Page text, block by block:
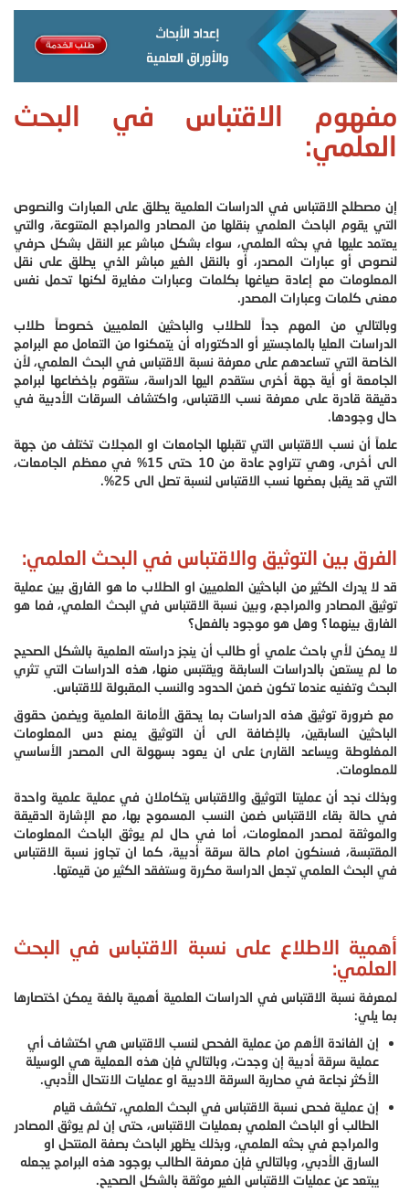
مفهوم الاقتباس في البحث
العلمي:
إن مصطلح الاقتباس في الدراسات العلمية يطلق على العبارات والنصوص
التي يقوم الباحث العلمي بنقلها من المصادر والمراجع المتنوعة، والتي
يعتمد عليها في بحثه العلمي، سواء بشكل مباشر عبر النقل بشكل حرفي
لنصوص أو عبارات المصدر، أو بالنقل الغير مباشر الذي يطلق على نقل
المعلومات مع إعادة صياغها بكلمات وعبارات مغايرة لكنها تحمل نفس
معنى كلمات وعبارات المصدر.
وبالتالي من المهم جداً للطلاب والباحثين العلميين خصوصاً طلاب
الدراسات العليا بالماجستير أو الدكتوراه أن يتمكنوا من التعامل مع البرامج
الخاصة التي تساعدهم على معرفة نسبة الاقتباس في البحث العلمي، لأن
الجامعة أو أية جهة أخرى ستقدم اليها الدراسة، ستقوم بإخضاعها لبرامج
دقيقة قادرة على معرفة نسب الاقتباس، واكتشاف السرقات الأدبية في
حال وجودها.
علماً أن نسب الاقتباس التي تقبلها الجامعات او المجلات تختلف من جهة
الى أخرى، وهي تتراوح عادة من 10 حتى 15% في معظم الجامعات،
التي قد يقبل بعضها نسب الاقتباس لنسبة تصل الى 25%.
الفرق بين التوثيق والاقتباس في البحث العلمي:
قد لا يدرك الكثير من الباحثين العلميين او الطلاب ما هو الفارق بين عملية
توثيق المصادر والمراجع، وبين نسبة الاقتباس في البحث العلمي، فما هو
الفارق بينهما؟ وهل هو موجود بالفعل؟
لا يمكن لأي باحث علمي أو طالب أن ينجز دراسته العلمية بالشكل الصحيح
ما لم يستعن بالدراسات السابقة ويقتبس منها، هذه الدراسات التي تثري
البحث وتغنيه عندما تكون ضمن الحدود والنسب المقبولة للاقتباس.
مع ضرورة توثيق هذه الدراسات بما يحقق الأمانة العلمية ويضمن حقوق
الباحثين السابقين، بالإضافة الى أن التوثيق يمنع دس المعلومات
المغلوطة ويساعد القارئ على ان يعود بسهولة الى المصدر الأساسي
للمعلومات.
وبذلك نجد أن عمليتا التوثيق والاقتباس يتكاملان في عملية علمية واحدة
في حالة بقاء الاقتباس ضمن النسب المسموح بها، مع الإشارة الدقيقة
والموثقة لمصدر المعلومات، أما في حال لم يوثق الباحث المعلومات
المقتبسة، فسنكون امام حالة سرقة أدبية، كما ان تجاوز نسبة الاقتباس
في البحث العلمي تجعل الدراسة مكررة وستفقد الكثير من قيمتها.
أهمية الاطلاع على نسبة الاقتباس في البحث
العلمي:
لمعرفة نسبة الاقتباس في الدراسات العلمية أهمية بالغة يمكن اختصارها
بما يلي:
إن الفائدة الأهم من عملية الفحص لنسب الاقتباس هي اكتشاف أي
عملية سرقة أدبية إن وجدت، وبالتالي فإن هذه العملية هي الوسيلة
الأكثر نجاعة في محاربة السرقة الادبية او عمليات الانتحال الأدبي.
إن عملية فحص نسبة الاقتباس في البحث العلمي، تكشف قيام
الطالب أو الباحث العلمي بعمليات الاقتباس، حتى إن لم يوثق المصادر
والمراجع في بحثه العلمي، وبذلك يظهر الباحث بصفة المنتحل او
السارق الأدبي، وبالتالي فإن معرفة الطالب بوجود هذه البرامج يجعله
يبتعد عن عمليات الاقتباس الغير موثقة بالشكل الصحيح.